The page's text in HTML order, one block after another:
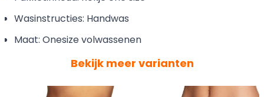
Wasinstructies: Handwas
Maat: Onesize volwassenen
Bekijk meer varianten